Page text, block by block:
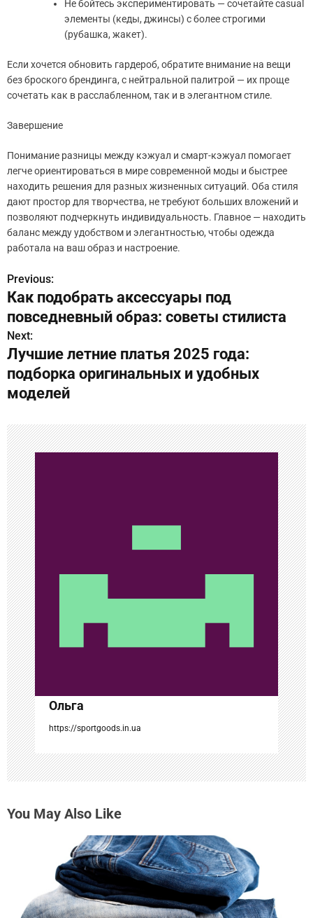
Не бойтесь экспериментировать — сочетайте casual
элементы (кеды, джинсы) с более строгими
(рубашка, жакет).
Если хочется обновить гардероб, обратите внимание на вещи
без броского брендинга, с нейтральной палитрой — их проще
сочетать как в расслабленном, так и в элегантном стиле.
Завершение
Понимание разницы между кэжуал и смарт-кэжуал помогает
легче ориентироваться в мире современной моды и быстрее
находить решения для разных жизненных ситуаций. Оба стиля
дают простор для творчества, не требуют больших вложений и
позволяют подчеркнуть индивидуальность. Главное — находить
баланс между удобством и элегантностью, чтобы одежда
работала на ваш образ и настроение.
Н
а
в
и
г
ц
и
я
п
о
з
а
п
и
с
я
м
Previous:
Как подобрать аксессуары под
повседневный образ: советы стилиста
Next:
Лучшие летние платья 2025 года:
подборка оригинальных и удобных
моделей
Ольга
https://sportgoods.in.ua
You May Also Like